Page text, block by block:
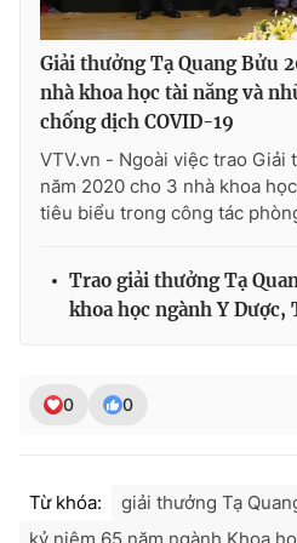
THỜI BÁO VTV
Cơ quan chủ quản:Đài Truyền
cấp ngày 29/12/2023
Giải thưởng Tạ Quang Bửu
nhà khoa học tài năng và
chống dịch COVID-19
VTV.vn - Ngoài việc trao Giải
năm 2020 cho 3 nhà khoa
tiêu biểu trong công tác
Trao giải thưởng Tạ
khoa học ngành Y Dược,
0 0
Từ khóa:
giải thưởng Tạ